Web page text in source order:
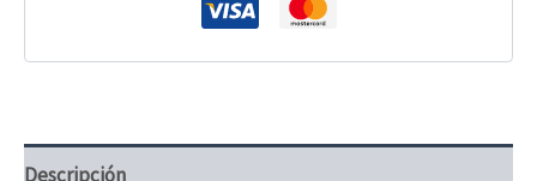
Descripción